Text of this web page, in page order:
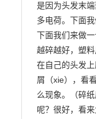
是因为头发末
多电荷。下面
下面我们来做
越碎越好，塑
在自己的头发
屑（xie），看
么现象。（碎
呢？很好，看